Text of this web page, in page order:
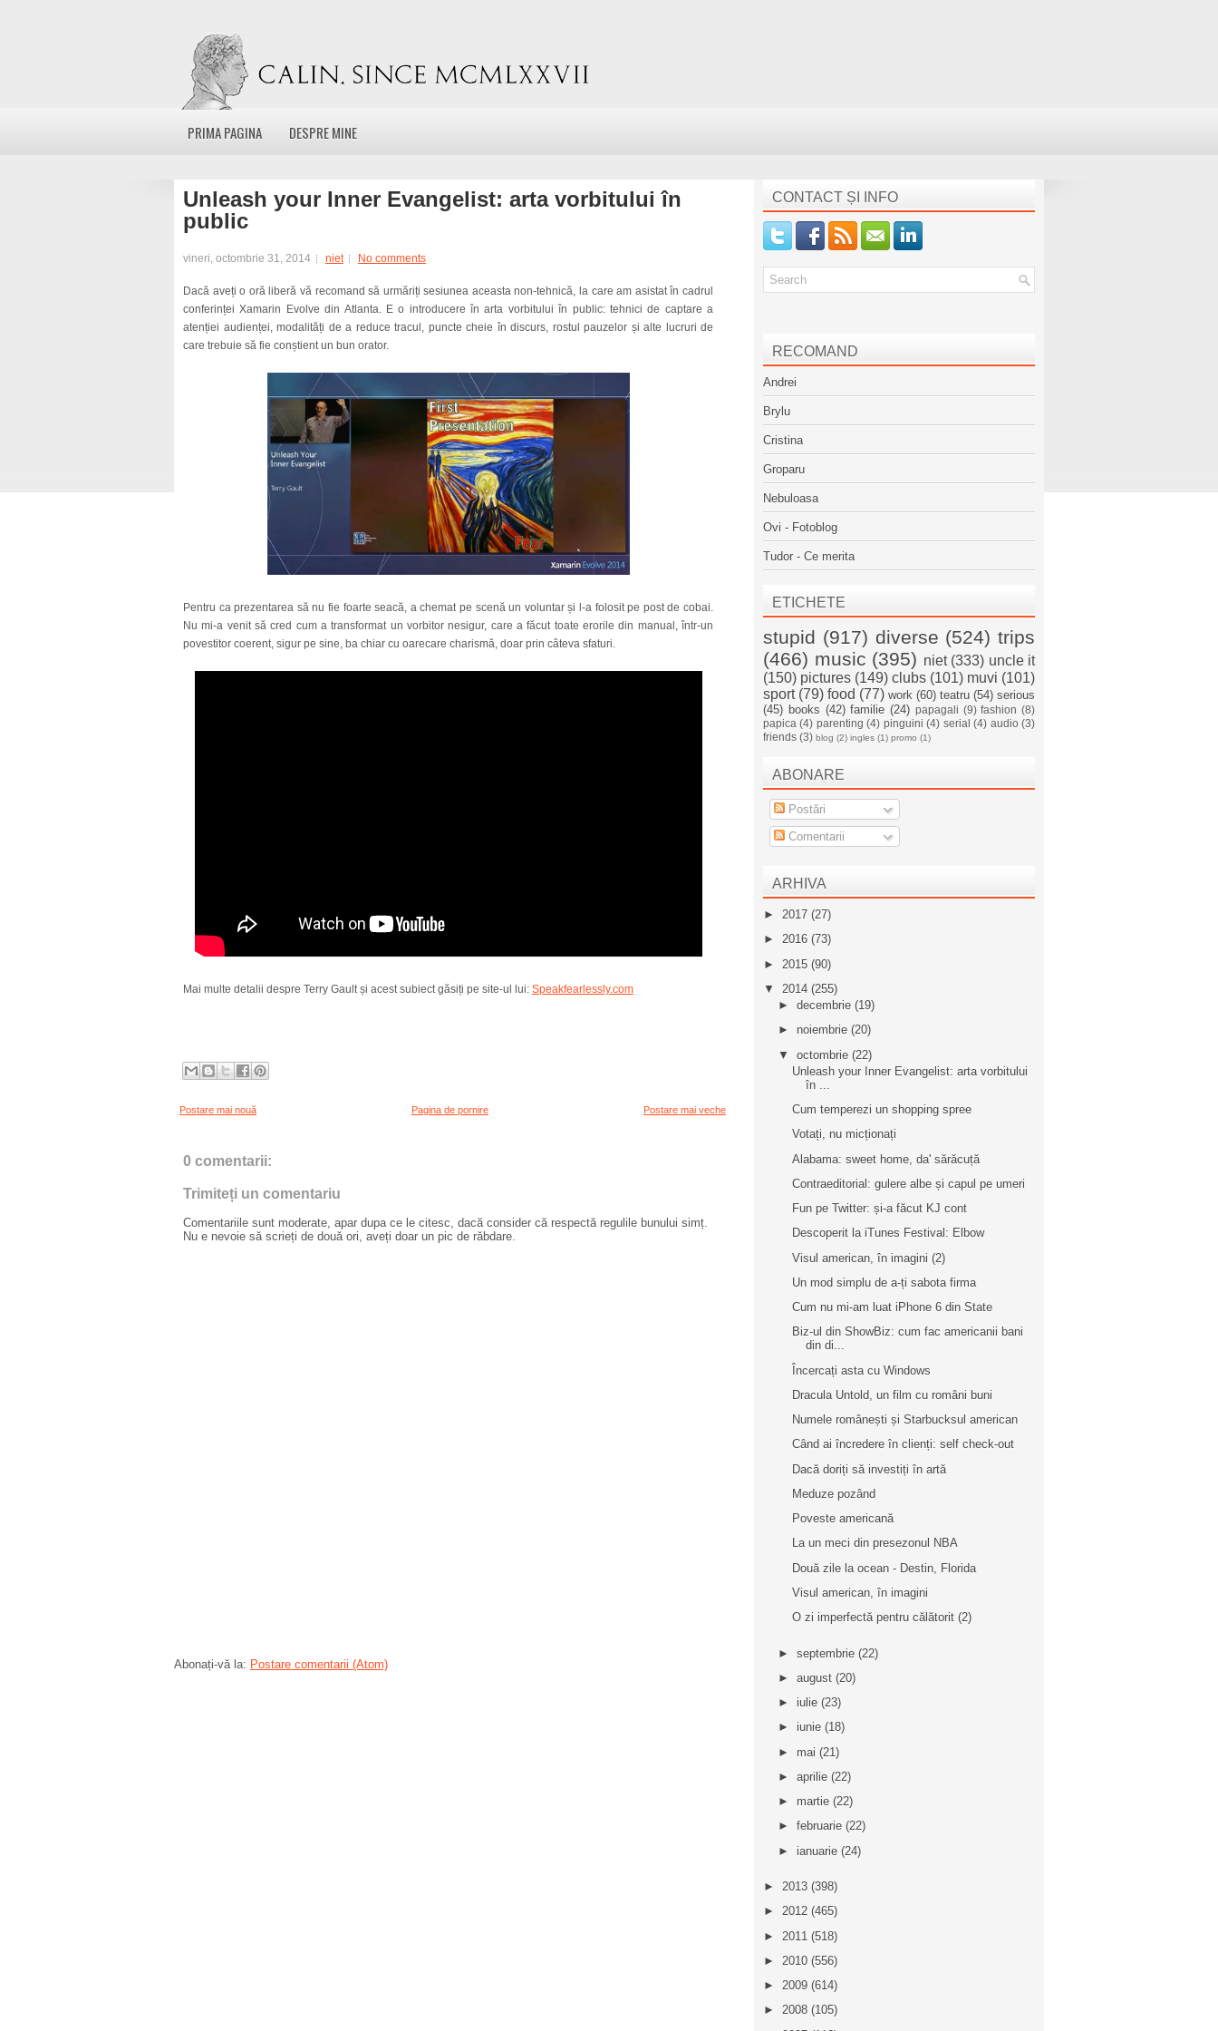
PRIMA PAGINA DESPRE MINE
Unleash your Inner Evangelist: arta vorbitului în
public
vineri, octombrie 31, 2014 niet No comments
Dacă aveți o oră liberă vă recomand să urmăriți sesiunea aceasta non-tehnică, la care am asistat în cadrul
conferinței Xamarin Evolve din Atlanta. E o introducere în arta vorbitului în public: tehnici de captare a
atenției audienței, modalități de a reduce tracul, puncte cheie în discurs, rostul pauzelor și alte lucruri de
care trebuie să fie conștient un bun orator.
Pentru ca prezentarea să nu fie foarte seacă, a chemat pe scenă un voluntar și l-a folosit pe post de cobai.
Nu mi-a venit să cred cum a transformat un vorbitor nesigur, care a făcut toate erorile din manual, într-un
povestitor coerent, sigur pe sine, ba chiar cu oarecare charismă, doar prin câteva sfaturi.
Mai multe detalii despre Terry Gault și acest subiect găsiți pe site-ul lui: Speakfearlessly.com
Postare mai nouă Postare mai veche
Pagina de pornire
0 comentarii:
Trimiteți un comentariu
Comentariile sunt moderate, apar dupa ce le citesc, dacă consider că respectă regulile bunului simț.
Nu e nevoie să scrieți de două ori, aveți doar un pic de răbdare.
Abonați-vă la: Postare comentarii (Atom)
CONTACT ȘI INFO
RECOMAND
Andrei
Brylu
Cristina
Groparu
Nebuloasa
Ovi - Fotoblog
Tudor - Ce merita
ETICHETE
stupid (917) diverse (524) trips
(466) music (395) niet (333) uncle it
(150) pictures (149) clubs (101) muvi (101)
sport (79) food (77) work (60) teatru (54) serious
(45) books (42) familie (24) papagali (9) fashion (8)
papica (4) parenting (4) pinguini (4) serial (4) audio (3)
friends (3) blog (2) ingles (1) promo (1)
ABONARE
Postări
Comentarii
ARHIVA
► 2017 (27)
► 2016 (73)
► 2015 (90)
▼ 2014 (255)
► decembrie (19)
► noiembrie (20)
▼ octombrie (22)
Unleash your Inner Evangelist: arta vorbitului
în ...
Cum temperezi un shopping spree
Votați, nu micționați
Alabama: sweet home, da' sărăcuță
Contraeditorial: gulere albe și capul pe umeri
Fun pe Twitter: și-a făcut KJ cont
Descoperit la iTunes Festival: Elbow
Visul american, în imagini (2)
Un mod simplu de a-ți sabota firma
Cum nu mi-am luat iPhone 6 din State
Biz-ul din ShowBiz: cum fac americanii bani
din di...
Încercați asta cu Windows
Dracula Untold, un film cu români buni
Numele românești și Starbucksul american
Când ai încredere în clienți: self check-out
Dacă doriți să investiți în artă
Meduze pozând
Poveste americană
La un meci din presezonul NBA
Două zile la ocean - Destin, Florida
Visul american, în imagini
O zi imperfectă pentru călătorit (2)
► septembrie (22)
► august (20)
► iulie (23)
► iunie (18)
► mai (21)
► aprilie (22)
► martie (22)
► februarie (22)
► ianuarie (24)
► 2013 (398)
► 2012 (465)
► 2011 (518)
► 2010 (556)
► 2009 (614)
► 2008 (105)